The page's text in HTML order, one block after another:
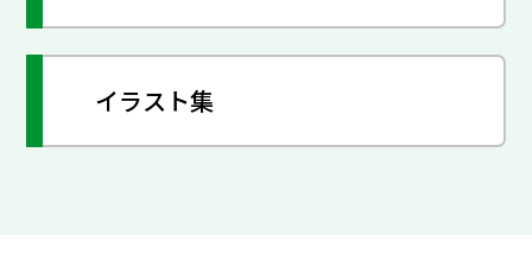
イラスト集